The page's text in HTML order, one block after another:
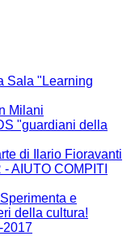
Sala "Learning
Milani
"guardiani della
di Ilario Fioravanti
AIUTO COMPITI
e
della cultura!
2017